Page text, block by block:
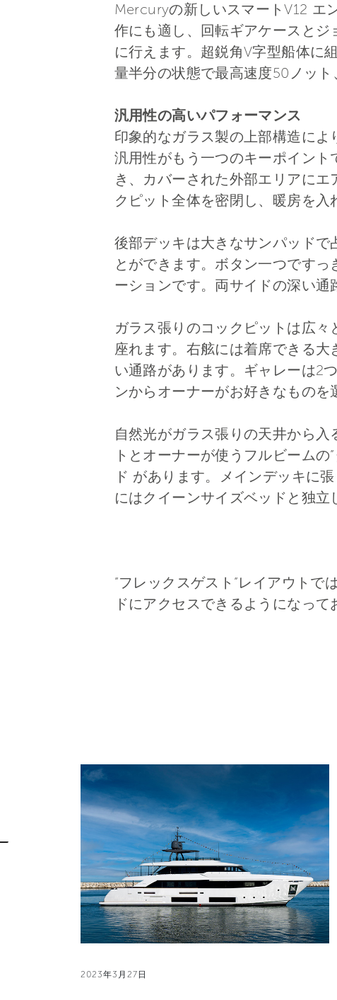
Mercuryの新しいスマートV12 エ
作にも適し、回転ギアケースと
に行えます。超鋭角V字型船体に
量半分の状態で最高速度50ノッ
汎用性の高いパフォーマンス
印象的なガラス製の上部構造に
汎用性がもう一つのキーポイン
き、カバーされた外部エリアに
クピット全体を密閉し、暖房を入
後部デッキは大きなサンパッド
とができます。ボタン一つです
ーションです。両サイドの深い通
ガラス張りのコックピットは広
座れます。右舷には着席できる
い通路があります。ギャレーは2
ンからオーナーがお好きなものを
自然光がガラス張りの天井から
トとオーナーが使うフルビーム
ド があります。メインデッキに
にはクイーンサイズベッドと独立
”フレックスゲスト”レイアウト
ドにアクセスできるようになっ
2023年3月27日